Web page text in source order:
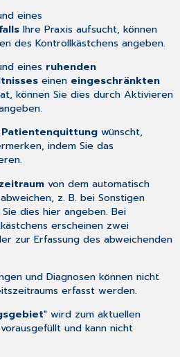
eines
Ihre Praxis aufsucht, können
des Kontrollkästchens angeben.
eines ruhenden
einen eingeschränkten
können Sie dies durch Aktivieren
Patientenquittungwünscht,
indem Sie das
von dem automatisch
z. B. bei Sonstigen
dies hier angeben. Bei
erscheinen zwei
zur Erfassung des abweichenden
und Diagnosen können nicht
erfasst werden.
" wird zum aktuellen
und kann nicht